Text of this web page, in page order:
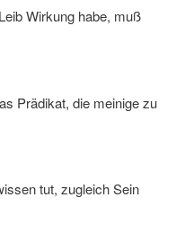
Wirkung habe, muß
Prädikat, die meinige zu
tut, zugleich Sein